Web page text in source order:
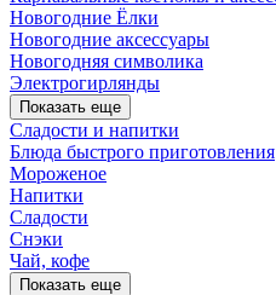
Новогодние Ёлки
Новогодние аксессуары
Новогодняя символика
Электрогирлянды
Показать еще
Сладости и напитки
Блюда быстрого приготовления
Мороженое
Напитки
Сладости
Снэки
Чай, кофе
Показать еще